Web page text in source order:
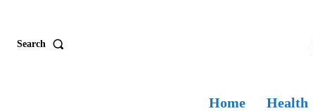
Search
Home Health